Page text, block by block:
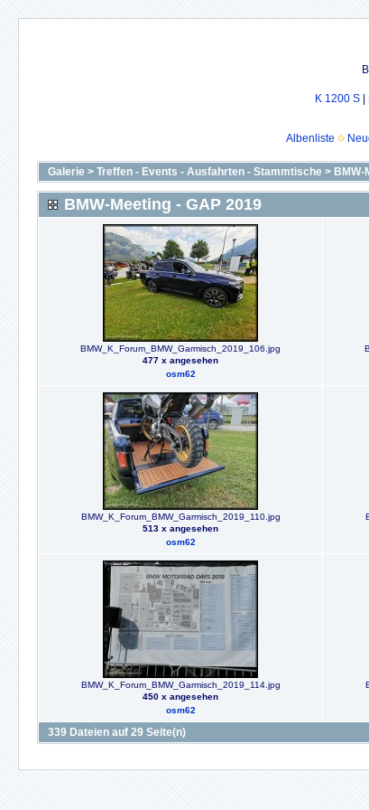
K 1200 S
Albenliste
Galerie > Treffen - Events - Ausfahrten - Stammtische > BMW-
BMW-Meeting - GAP 2019
BMW_K_Forum_BMW_Garmisch_2019_106.jpg
477 x angesehen
osm62
BMW_K_Forum_BMW_Garmisch_2019_110.jpg
513 x angesehen
osm62
BMW_K_Forum_BMW_Garmisch_2019_114.jpg
450 x angesehen
osm62
339 Dateien auf 29 Seite(n)